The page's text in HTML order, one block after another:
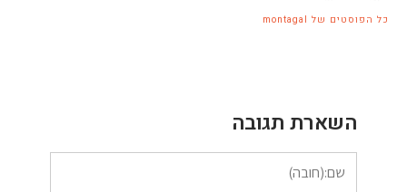
כל הפוסטים של montagal
השארת תגובה